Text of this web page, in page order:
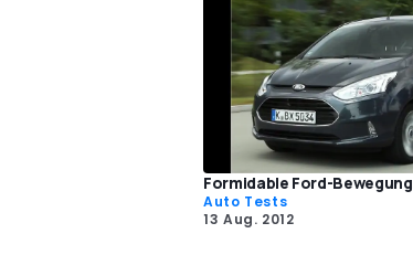
Formidable Ford-Bewegung
Auto Tests
13 Aug. 2012